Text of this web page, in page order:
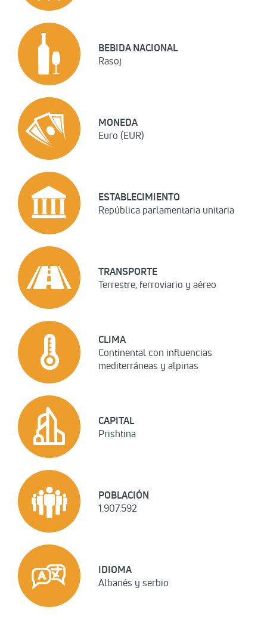
BEBIDA NACIONAL
Rasoj
MONEDA
Euro (EUR)
ESTABLECIMIENTO
República parlamentaria unitaria
TRANSPORTE
Terrestre, ferroviario y aéreo
CLIMA
Continental con influencias
mediterráneas y alpinas
CAPITAL
Prishtina
POBLACIÓN
1.907.592
IDIOMA
Albanés y serbio